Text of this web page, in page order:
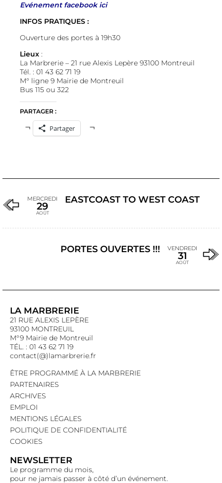
Evénement facebook ici
INFOS PRATIQUES :
Ouverture des portes à 19h30
Lieux :
La Marbrerie – 21 rue Alexis Lepère 93100 Montreuil
Tél. : 01 43 62 71 19
M° ligne 9 Mairie de Montreuil
Bus 115 ou 322
PARTAGER :
Partager
MERCREDI
29
AOÛT
EASTCOAST TO WEST COAST
PORTES OUVERTES !!! VENDREDI
31
AOÛT
LA MARBRERIE
21 RUE ALEXIS LEPÈRE
93100 MONTREUIL
M°9 Mairie de Montreuil
TÉL. : 01 43 62 71 19
contact(@)lamarbrerie.fr
ÊTRE PROGRAMMÉ À LA MARBRERIE
PARTENAIRES
ARCHIVES
EMPLOI
MENTIONS LÉGALES
POLITIQUE DE CONFIDENTIALITÉ
COOKIES
NEWSLETTER
Le programme du mois,
pour ne jamais passer à côté d’un événement.